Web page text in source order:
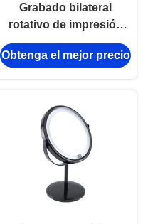
Grabado bilateral
rotativo de impresión
ULTRAVIOLETA del
laser de vidrio del
Obtenga el mejor precio